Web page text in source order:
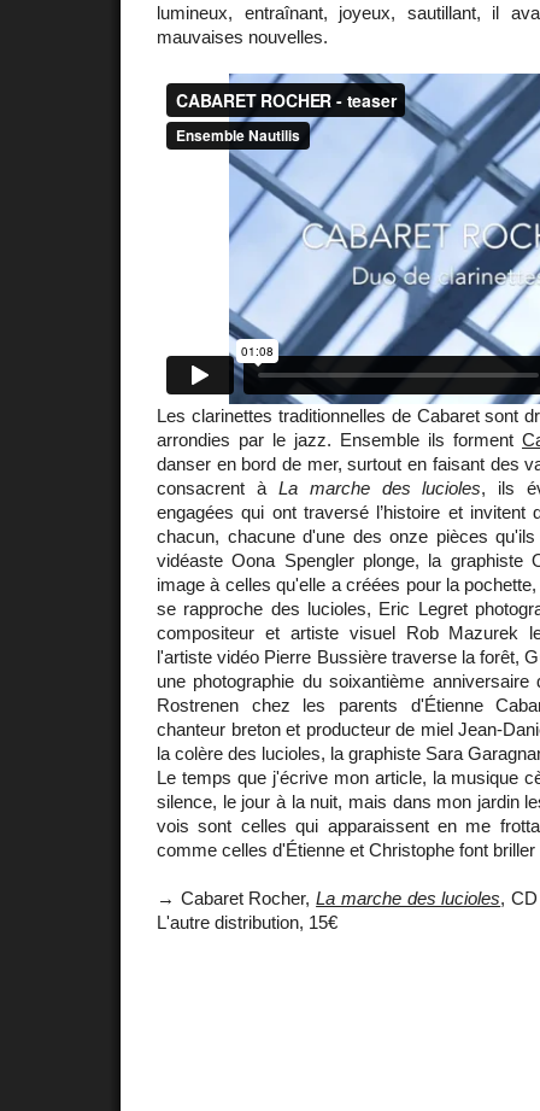
lumineux, entraînant, joyeux, sautillant, il
mauvaises nouvelles.
Les clarinettes traditionnelles de Cabaret sont
arrondies par le jazz. Ensemble ils forment
danser en bord de mer, surtout en faisant des
consacrent à La marche des lucioles, ils
engagées qui ont traversé l’histoire et invitent
chacun, chacune d'une des onze pièces
vidéaste Oona Spengler plonge, la graphiste
image à celles qu'elle a créées pour la
se rapproche des lucioles, Eric Legret
compositeur et artiste visuel Rob Mazurek
l'artiste vidéo Pierre Bussière traverse la forêt,
une photographie du soixantième
Rostrenen chez les parents d'Étienne
chanteur breton et producteur de miel Jean-
la colère des lucioles, la graphiste Sara
Le temps que j'écrive mon article, la musique
silence, le jour à la nuit, mais dans mon jardin
vois sont celles qui apparaissent en me
comme celles d'Étienne et Christophe font
→ Cabaret Rocher,La marche des lucioles,
L'autre distribution, 15€